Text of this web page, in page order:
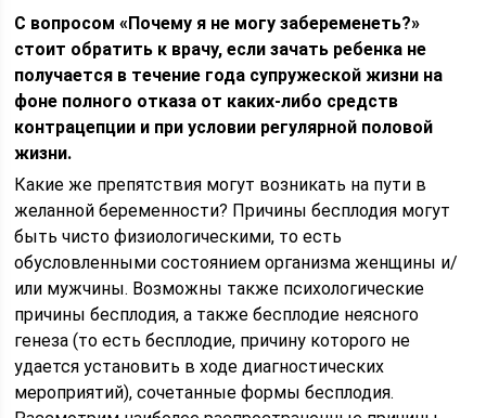
С вопросом «Почему я не могу забеременеть?»
стоит обратить к врачу, если зачать ребенка не
получается в течение года супружеской жизни на
фоне полного отказа от каких-либо средств
контрацепции и при условии регулярной половой
жизни.
Какие же препятствия могут возникать на пути в
желанной беременности? Причины бесплодия могут
быть чисто физиологическими, то есть
обусловленными состоянием организма женщины и/
или мужчины. Возможны также психологические
причины бесплодия, а также бесплодие неясного
генеза (то есть бесплодие, причину которого не
удается установить в ходе диагностических
мероприятий), сочетанные формы бесплодия.